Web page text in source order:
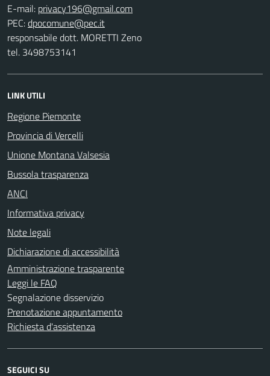
E-mail:
PEC:
responsabile dott. MORETTI Zeno
tel. 3498753141
LINK UTILI
Regione Piemonte
Provincia di Vercelli
Unione Montana Valsesia
Bussola trasparenza
ANCI
Informativa privacy
Note legali
Dichiarazione di accessibilità
Amministrazione trasparente
Leggi le FAQ
Segnalazione disservizio
Prenotazione appuntamento
Richiesta d'assistenza
SEGUICI SU